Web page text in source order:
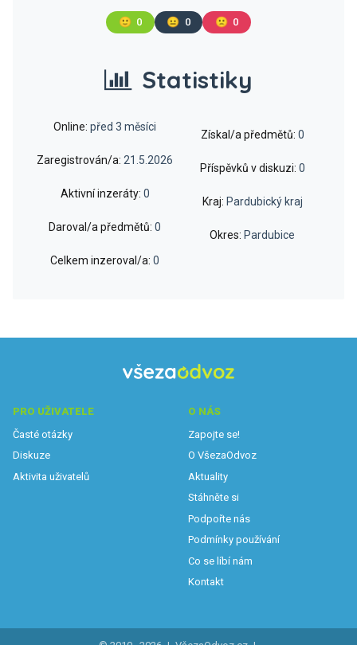
🙂 0 😐 0 🙁 0
Statistiky
Online: před 3 měsíci
Zaregistrován/a: 21.5.2026
Aktivní inzeráty: 0
Daroval/a předmětů: 0
Celkem inzeroval/a: 0
Získal/a předmětů: 0
Příspěvků v diskuzi: 0
Kraj: Pardubický kraj
Okres: Pardubice
PRO UŽIVATELE
Časté otázky
Diskuze
Aktivita uživatelů
O NÁS
Zapojte se!
O VšezaOdvoz
Aktuality
Stáhněte si
Podpořte nás
Podmínky používání
Co se líbí nám
Kontakt